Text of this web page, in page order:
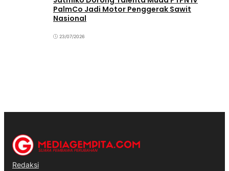
PalmCo Jadi Motor Penggerak Sawit
Nasional
23/07/2026
Redaksi